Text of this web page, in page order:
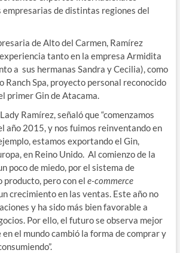
empresarias de distintas regiones del
de Alto del Carmen, Ramírez
tanto en la empresa Armidita
a sus hermanas Sandra y Cecilia), como
Ranch Spa, proyecto personal reconocido
primer Gin de Atacama.
Ramírez, señaló que “comenzamos
año 2015, y nos fuimos reinventando en
estamos exportando el Gin,
en Reino Unido. Al comienzo de la
poco de miedo, por el sistema de
producto, pero con el e-commerce
crecimiento en las ventas. Este año no
y ha sido más bien favorable a
Por ello, el futuro se observa mejor
en el mundo cambió la forma de comprar y